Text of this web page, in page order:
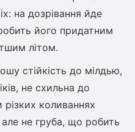
на дозрівання йде
його придатним
літом.
стійкість до мілдью,
не схильна до
різких коливаннях
але не груба, що робить